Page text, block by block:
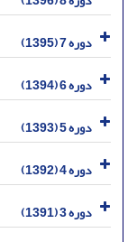
دوره 7 (1395)
دوره 6 (1394)
دوره 5 (1393)
دوره 4 (1392)
دوره 3 (1391)